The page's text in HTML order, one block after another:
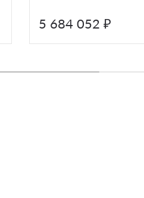
5 684 052 ₽